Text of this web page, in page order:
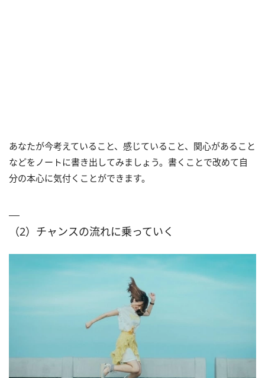
あなたが今考えていること、感じていること、関心があること
などをノートに書き出してみましょう。書くことで改めて自
分の本心に気付くことができます。
（2）チャンスの流れに乗っていく